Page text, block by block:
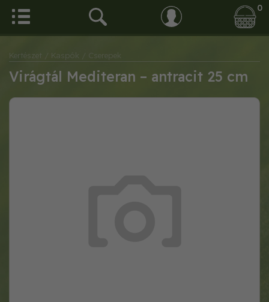
0
Kertészet / Kaspók / Cserepek
Virágtál Mediteran – antracit 25 cm